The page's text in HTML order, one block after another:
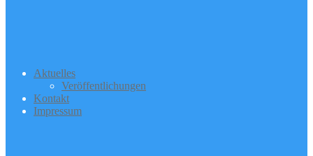
Aktuelles
Veröffentlichungen
Kontakt
Impressum